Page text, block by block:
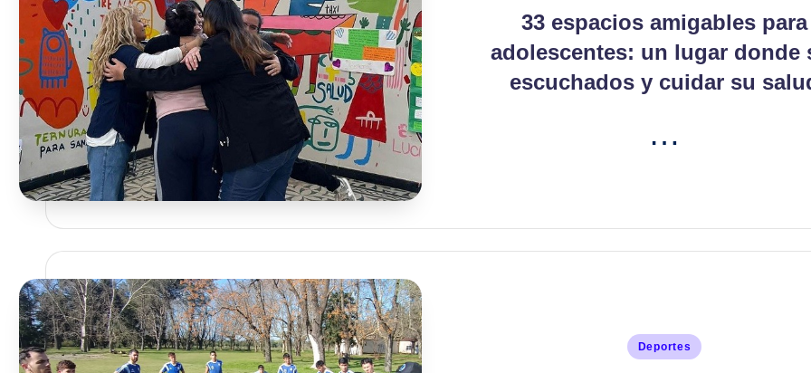
33 espacios amigables para
adolescentes: un lugar donde
escuchados y cuidar su
…
Publicado
Deportes